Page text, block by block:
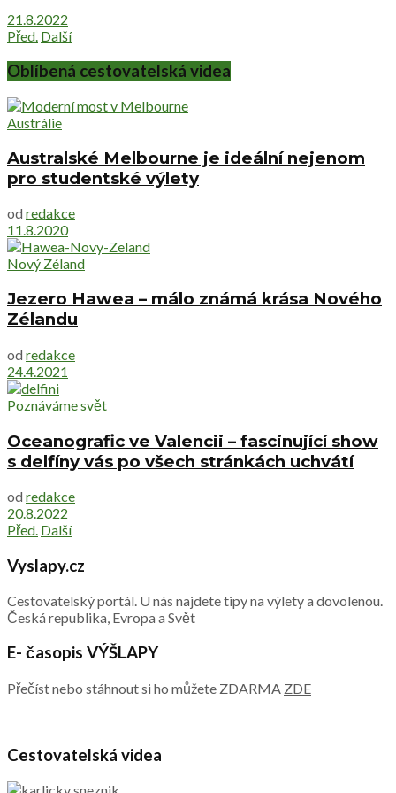
21.8.2022
Před. Další
Oblíbená cestovatelská videa
Austrálie
Australské Melbourne je ideální nejenom
pro studentské výlety
od redakce
11.8.2020
Nový Zéland
Jezero Hawea – málo známá krása Nového
Zélandu
od redakce
24.4.2021
Poznáváme svět
Oceanografic ve Valencii – fascinující show
s delfíny vás po všech stránkách uchvátí
od redakce
20.8.2022
Před. Další
Vyslapy.cz
Cestovatelský portál. U nás najdete tipy na výlety a dovolenou.
Česká republika, Evropa a Svět
E- časopis VÝŠLAPY
Přečíst nebo stáhnout si ho můžete ZDARMA ZDE
Cestovatelská videa